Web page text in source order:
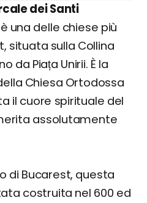
dei Santi
è una delle chiese più
situata sulla Collina
da Piața Unirii. È la
Chiesa Ortodossa
il cuore spirituale del
assolutamente
di Bucarest, questa
costruita nel 600 ed